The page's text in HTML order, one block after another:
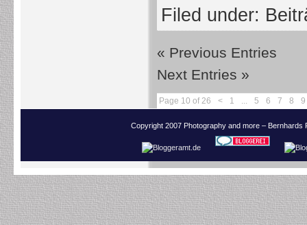
Filed under:
« Previous Entries
Next Entries »
Page 10 of 26 < 1 ... 5 6 7 8 9
Copyright 2007 Photography and more –